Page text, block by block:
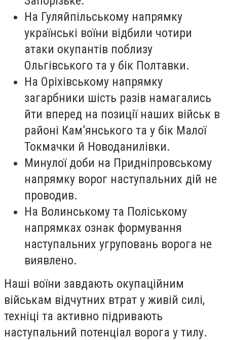
На Гуляйпільському напрямку
українські воїни відбили чотири
атаки окупантів поблизу
Ольгівського та у бік Полтавки.
На Оріхівському напрямку
загарбники шість разів намагались
йти вперед на позиції наших військ в
районі Кам’янського та у бік Малої
Токмачки й Новоданилівки.
Минулої доби на Придніпровському
напрямку ворог наступальних дій не
проводив.
На Волинському та Поліському
напрямках ознак формування
наступальних угруповань ворога не
виявлено.
Наші воїни завдають окупаційним
військам відчутних втрат у живій силі,
техніці та активно підривають
наступальний потенціал ворога у тилу.